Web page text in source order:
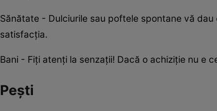
Sănătate - Dulciurile sau poftele spontane vă
satisfacţia.
Bani - Fiţi atenţi la senzaţii! Dacă o achiziţie nu e
Pești